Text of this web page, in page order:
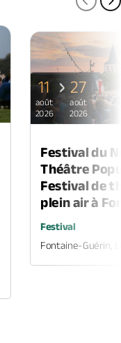
11
août
2026
27
août
2026
Festival du
Théâtre
Festival de
plein air à
Festival
Fontaine-Guérin,